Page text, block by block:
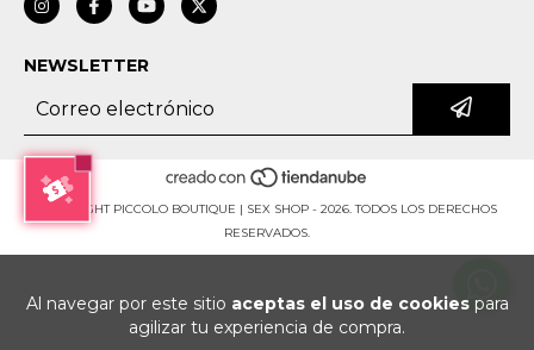
Al navegar por este sitio aceptas el uso de cookiespara
agilizar tu experiencia de compra.
NEWSLETTER
COPYRIGHT PICCOLO BOUTIQUE | SEX SHOP - 2026. TODOS LOS DERECHOS
RESERVADOS.